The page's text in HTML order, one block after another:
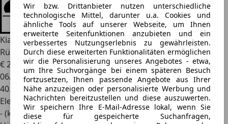
Wir bzw. Drittanbieter nutzen unterschiedliche
technologische Mittel, darunter u.a. Cookies und
ähnliche Tools auf unserer Webseite, um Ihnen
erweiterte Seitenfunktionen anzubieten und ein
verbessertes Nutzungserlebnis zu gewährleisten.
Durch diese erweiterten Funktionalitäten ermöglichen
wir die Personalisierung unseres Angebotes - etwa,
um Ihre Suchvorgänge bei einem späteren Besuch
fortzusetzen, Ihnen passende Angebote aus Ihrer
Nähe anzuzeigen oder personalisierte Werbung und
Nachrichten bereitzustellen und diese auszuwerten.
Wir speichern Ihre E-Mail-Adresse lokal, wenn Sie
diese für gespeicherte Suchanfragen,
Kia Niro204 VISION 3PH LED DAB+ Klima Navi
Rückfahrkamera
€ 23.8501
06/2022
40.549 km
Elektro
- (kWh/100 km)